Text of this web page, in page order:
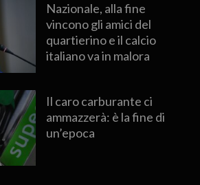
Nazionale, alla fine
vincono gli amici del
quartierino e il calcio
italiano va in malora
Il caro carburante ci
ammazzerà: è la fine di
un’epoca